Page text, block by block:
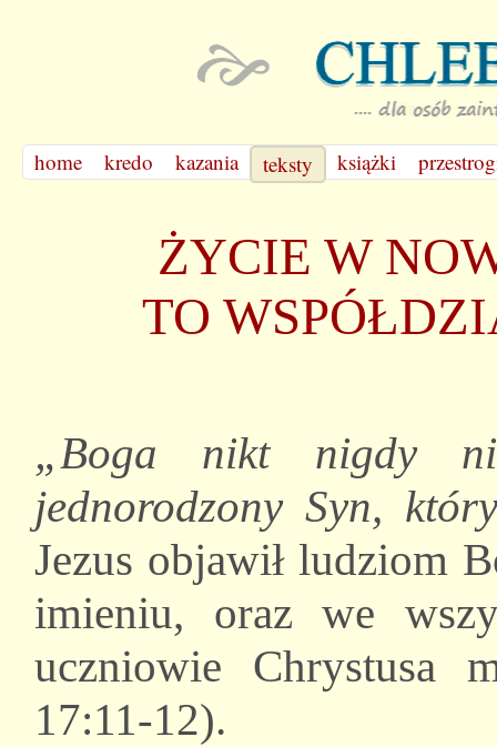
home kredo kazania teksty książki
ŻYCIE W
TO
„Boga nikt nigdy
jednorodzony Syn,
Jezus objawił ludziom
imieniu, oraz we
uczniowie Chrystusa
17:11-12).